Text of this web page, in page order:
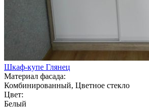
Шкаф-купе Глянец
Материал фасада:
Комбинированный, Цветное стекло
Цвет:
Белый